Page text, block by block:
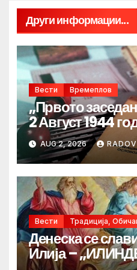
Други информации...
Вести Времеплов
„Првото
2 Август 1944
AUG 2, 2026
Вести Традиција,
Денеска се
Илија –